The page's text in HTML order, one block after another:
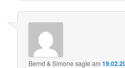
Bernd & Simone sagte am